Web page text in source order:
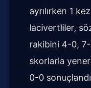
ayrılırken 1
lacivertliler,
rakibini 4-0, 7-
skorlarla
0-0